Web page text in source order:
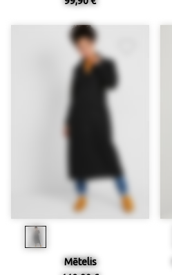
Mētelis